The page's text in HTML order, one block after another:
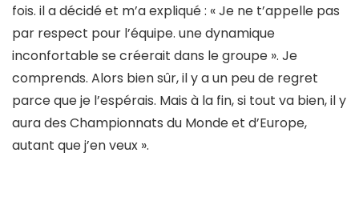
fois. il a décidé et m’a expliqué : « Je ne t’appelle pas
par respect pour l’équipe. une dynamique
inconfortable se créerait dans le groupe ». Je
comprends. Alors bien sûr, il y a un peu de regret
parce que je l’espérais. Mais à la fin, si tout va bien, il y
aura des Championnats du Monde et d’Europe,
autant que j’en veux ».